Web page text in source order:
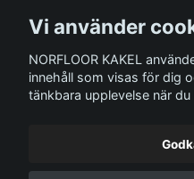
Sociala medier
Vi använder
NORFLOOR KAKEL
innehåll som visas för dig
tänkbara upplevelse när